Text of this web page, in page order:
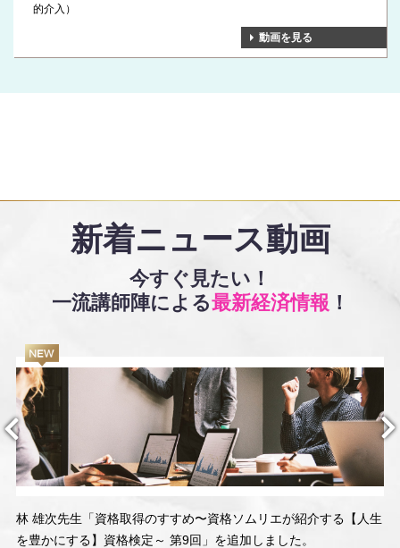
的介入）
動画を見る
新着ニュース動画
今すぐ見たい！
一流講師陣による最新経済情報 ！
林 雄次先生「資格取得のすすめ〜資格ソムリエが紹介する【人生
を豊かにする】資格検定～ 第9回」を追加しました。